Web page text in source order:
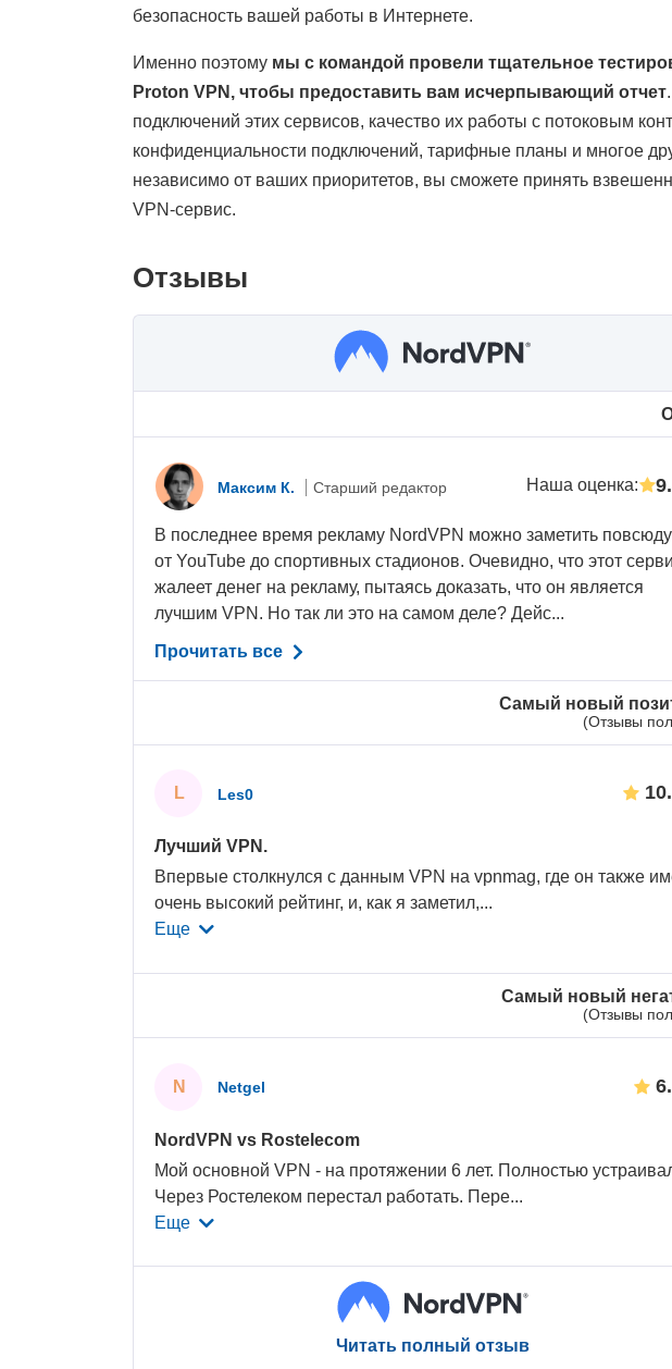
безопасность вашей работы в Интернете.
Именно поэтому мы с командой провели тщательное
Proton VPN, чтобы предоставить вам исчерпывающий отчет
подключений этих сервисов, качество их работы с потоковым
конфиденциальности подключений, тарифные планы и многое
независимо от ваших приоритетов, вы сможете принять
VPN-сервис.
Отзывы
Самый новый
(Отзывы
Самый новый
(Отзывы
Максим К. Старший редактор Наша оценка:
В последнее время рекламу NordVPN можно заметить
от YouTube до спортивных стадионов. Очевидно, что этот
жалеет денег на рекламу, пытаясь доказать, что он является
лучшим VPN. Но так ли это на самом деле? Дейс...
Прочитать все
L Les0
Лучший VPN.
Впервые столкнулся с данным VPN на vpnmag, где он также
очень высокий рейтинг, и, как я заметил,...
Еще
N Netgel
NordVPN vs Rostelecom
Мой основной VPN - на протяжении 6 лет. Полностью
Через Ростелеком перестал работать. Пере...
Еще
Читать полный отзыв